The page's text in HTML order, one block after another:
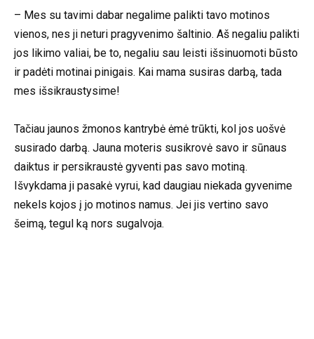
– Mes su tavimi dabar negalime palikti tavo motinos
vienos, nes ji neturi pragyvenimo šaltinio. Aš negaliu palikti
jos likimo valiai, be to, negaliu sau leisti išsinuomoti būsto
ir padėti motinai pinigais. Kai mama susiras darbą, tada
mes išsikraustysime!
Tačiau jaunos žmonos kantrybė ėmė trūkti, kol jos uošvė
susirado darbą. Jauna moteris susikrovė savo ir sūnaus
daiktus ir persikraustė gyventi pas savo motiną.
Išvykdama ji pasakė vyrui, kad daugiau niekada gyvenime
nekels kojos į jo motinos namus. Jei jis vertino savo
šeimą, tegul ką nors sugalvoja.